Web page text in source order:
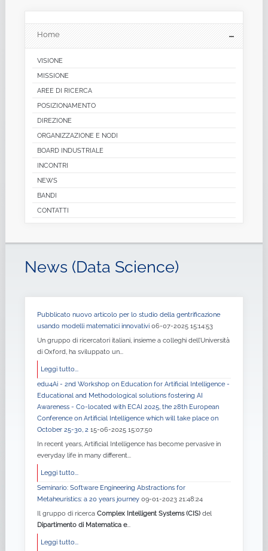
Home
VISIONE
MISSIONE
AREE DI RICERCA
POSIZIONAMENTO
DIREZIONE
ORGANIZZAZIONE E NODI
BOARD INDUSTRIALE
INCONTRI
NEWS
BANDI
CONTATTI
News (Data Science)
Pubblicato nuovo articolo per lo studio della gentrificazione
usando modelli matematici innovativi 06-07-2025 15:14:53
Un gruppo di ricercatori italiani, insieme a colleghi dell’Università
di Oxford, ha sviluppato un...
Leggi tutto...
edu4Ai - 2nd Workshop on Education for Artificial Intelligence -
Educational and Methodological solutions fostering AI
Awareness - Co-located with ECAI 2025, the 28th European
Conference on Artificial Intelligence which will take place on
October 25-30, 2 15-06-2025 15:07:50
In recent years, Artificial Intelligence has become pervasive in
everyday life in many different...
Leggi tutto...
Seminario: Software Engineering Abstractions for
Metaheuristics: a 20 years journey 09-01-2023 21:48:24
Il gruppo di ricerca Complex Intelligent Systems (CIS)del
Dipartimento di Matematica e...
Leggi tutto...